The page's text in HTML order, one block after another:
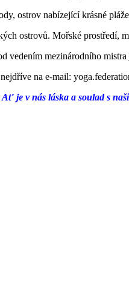
ostrov nabízející krásné
ostrovů. Mořské
vedením mezinárodního
na e-mail:
Ať je v nás láska a soulad s